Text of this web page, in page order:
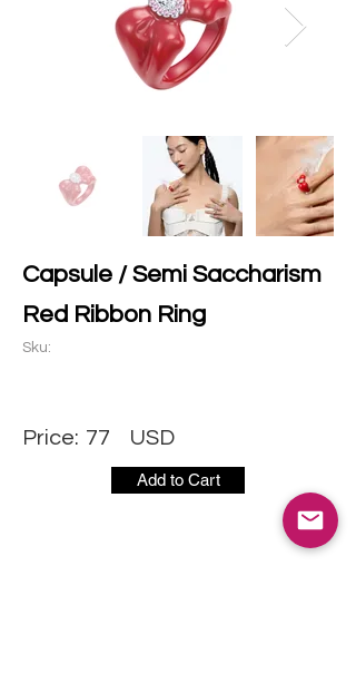
Capsule / Semi Saccharism
Red Ribbon Ring
Sku:
Price: 77 USD
Add to Cart